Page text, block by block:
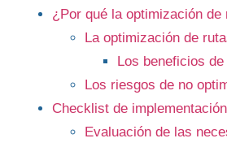
¿Por qué la optimización
La optimización de
Los beneficios
Los riesgos de no
Checklist de
Evaluación de las